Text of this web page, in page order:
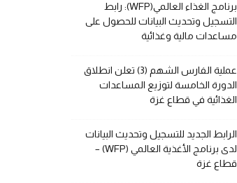
برنامج الغذاء العالمي(WFP): رابط
التسجيل وتحديث البيانات للحصول على
مساعدات مالية وغذائية
عملية الفارس الشهم (3) تعلن انطلاق
الدورة الخامسة لتوزيع المساعدات
الغذائية في قطاع غزة
الرابط الجديد للتسجيل وتحديث البيانات
لدى برنامج الأغذية العالمي (WFP) –
قطاع غزة